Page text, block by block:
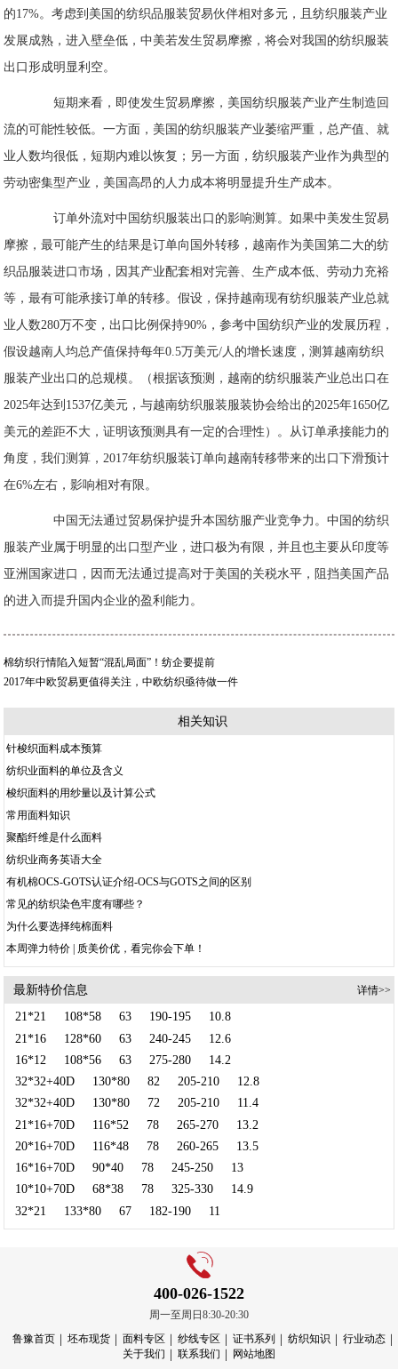
的17%。考虑到美国的纺织品服装贸易伙伴相对多元，且纺织服装产业
发展成熟，进入壁垒低，中美若发生贸易摩擦，将会对我国的纺织服装
出口形成明显利空。
短期来看，即使发生贸易摩擦，美国纺织服装产业产生制造回
流的可能性较低。一方面，美国的纺织服装产业萎缩严重，总产值、就
业人数均很低，短期内难以恢复；另一方面，纺织服装产业作为典型的
劳动密集型产业，美国高昂的人力成本将明显提升生产成本。
订单外流对中国纺织服装出口的影响测算。如果中美发生贸易
摩擦，最可能产生的结果是订单向国外转移，越南作为美国第二大的纺
织品服装进口市场，因其产业配套相对完善、生产成本低、劳动力充裕
等，最有可能承接订单的转移。假设，保持越南现有纺织服装产业总就
业人数280万不变，出口比例保持90%，参考中国纺织产业的发展历程，
假设越南人均总产值保持每年0.5万美元/人的增长速度，测算越南纺织
服装产业出口的总规模。（根据该预测，越南的纺织服装产业总出口在
2025年达到1537亿美元，与越南纺织服装服装协会给出的2025年1650亿
美元的差距不大，证明该预测具有一定的合理性）。从订单承接能力的
角度，我们测算，2017年纺织服装订单向越南转移带来的出口下滑预计
在6%左右，影响相对有限。
中国无法通过贸易保护提升本国纺服产业竞争力。中国的纺织
服装产业属于明显的出口型产业，进口极为有限，并且也主要从印度等
亚洲国家进口，因而无法通过提高对于美国的关税水平，阻挡美国产品
的进入而提升国内企业的盈利能力。
棉纺织行情陷入短暂“混乱局面”！纺企要提前
2017年中欧贸易更值得关注，中欧纺织亟待做一件
相关知识
针梭织面料成本预算
纺织业面料的单位及含义
梭织面料的用纱量以及计算公式
常用面料知识
聚酯纤维是什么面料
纺织业商务英语大全
有机棉OCS-GOTS认证介绍-OCS与GOTS之间的区别
常见的纺织染色牢度有哪些？
为什么要选择纯棉面料
本周弹力特价 | 质美价优，看完你会下单！
最新特价信息 详情>>
21*21 108*58 63 190-195
10.8
21*16
128*60 63 240-245
12.6
16*12
108*56 63 275-280
14.2
32*32+40D
130*80 82 205-210
12.8
32*32+40D
130*80 72 205-210
11.4
21*16+70D
116*52 78 265-270
13.2
20*16+70D
116*48 78 260-265
13.5
16*16+70D
90*40 78 245-250
13
10*10+70D
68*38 78 325-330
14.9
32*21
133*80 67 182-190 11
400-026-1522
周一至周日8:30-20:30
鲁豫首页
坯布现货 面料专区 纱线专区 证书系列 纺织知识
行业动态
关于我们
联系我们 网站地图